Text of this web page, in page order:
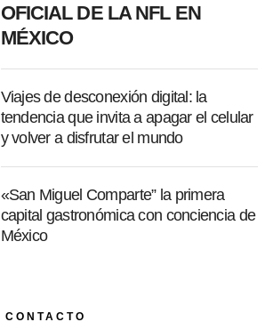
OFICIAL DE LA NFL EN
MÉXICO
Viajes de desconexión digital: la
tendencia que invita a apagar el celular
y volver a disfrutar el mundo
«San Miguel Comparte” la primera
capital gastronómica con conciencia de
México
CONTACTO